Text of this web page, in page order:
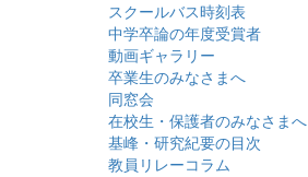
スクールバス時刻表
中学卒論の年度受賞者
動画ギャラリー
卒業生のみなさまへ
同窓会
在校生・保護者のみなさまへ
基峰・研究紀要の目次
教員リレーコラム